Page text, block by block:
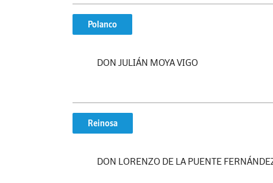
Polanco
DON JULIÁN MOYA VIGO
Reinosa
DON LORENZO DE LA PUENTE